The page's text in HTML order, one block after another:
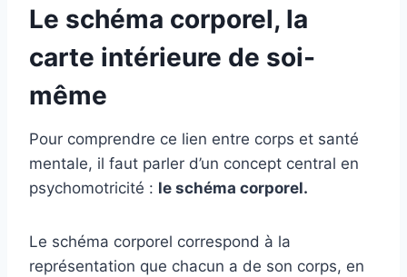
Le schéma corporel, la
carte intérieure de soi-
même
Pour comprendre ce lien entre corps et santé
mentale, il faut parler d’un concept central en
psychomotricité : le schéma corporel.
Le schéma corporel correspond à la
représentation que chacun a de son corps, en